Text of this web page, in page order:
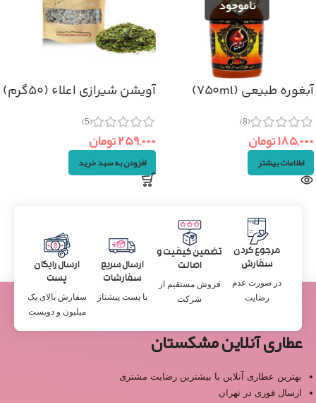
آبغوره طبیعی (۷۵۰ml)
(8)
۱۸۵,۰۰۰تومان
اطلاعات بیشتر
آویشن شیرازی اعلاء (۵۰گرم)
(5)
۲۵۹,۰۰۰تومان
افزودن به سبد خرید
مرجوع کردن
سفارش
در صورت عدم
رضایت
تضمین کیفیت و
اصالت
فروش مستقیم از
شرکت
ارسال سریع
سفارشات
با پست پیشتاز
ارسال رایگان
پست
سفارش بالای یک
میلیون و دویست
عطاری آنلاین مشکستان
بهترین عطاری آنلاین با بیشترین رضایت مشتری
ارسال فوری در تهران